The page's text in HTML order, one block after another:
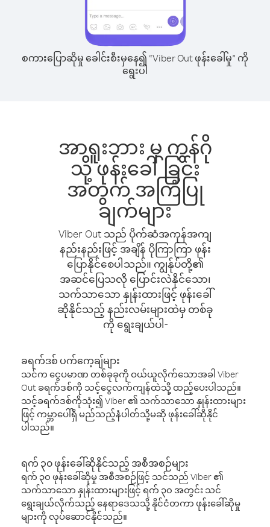
စကားပြောဆိုမှု ခေါင်းစီးမှနေ၍ “Viber Out ဖုန်းခေါ်မှု” ကို
ရွေးပါ
အာရူးဘား မှ ကွန်ဂို
သို့ ဖုန်းခေါ်ခြင်း
အတွက် အကြံပြု
ချက်များ
Viber Out သည် ပိုက်ဆံအကုန်အကျ
နည်းနည်းဖြင့် အချိန် ပိုကြာကြာ ဖုန်း
ပြောနိုင်စေပါသည်။ ကျွန်ုပ်တို့၏
အဆင်ပြေသလို ပြောင်းလဲနိုင်သော၊
သက်သာသော နှုန်းထားဖြင့် ဖုန်းခေါ်
ဆိုနိုင်သည့် နည်းလမ်းများထဲမှ တစ်ခု
ကို ရွေးချယ်ပါ-
ခရက်ဒစ် ပက်ကေ့ချ်များ
သင်က ငွေပမာဏ တစ်ခုခုကို ဝယ်ယူလိုက်သောအခါ Viber
Out ခရက်ဒစ်ကို သင့်ငွေလက်ကျန်ထဲသို့ ထည့်ပေးပါသည်။
သင့်ခရက်ဒစ်ကိုသုံး၍ Viber ၏ သက်သာသော နှုန်းထားများ
ဖြင့် ကမ္ဘာပေါ်ရှိ မည်သည့်နံပါတ်သို့မဆို ဖုန်းခေါ်ဆိုနိုင်
ပါသည်။
ရက် ၃၀ ဖုန်းခေါ်ဆိုနိုင်သည့် အစီအစဉ်များ
ရက် ၃၀ ဖုန်းခေါ်ဆိုမှု အစီအစဉ်ဖြင့် သင်သည် Viber ၏
သက်သာသော နှုန်းထားများဖြင့် ရက် ၃၀ အတွင်း သင်
ရွေးချယ်လိုက်သည့် နေရာဒေသသို့ နိုင်ငံတကာ ဖုန်းခေါ်ဆိုမှု
များကို လုပ်ဆောင်နိုင်သည်။